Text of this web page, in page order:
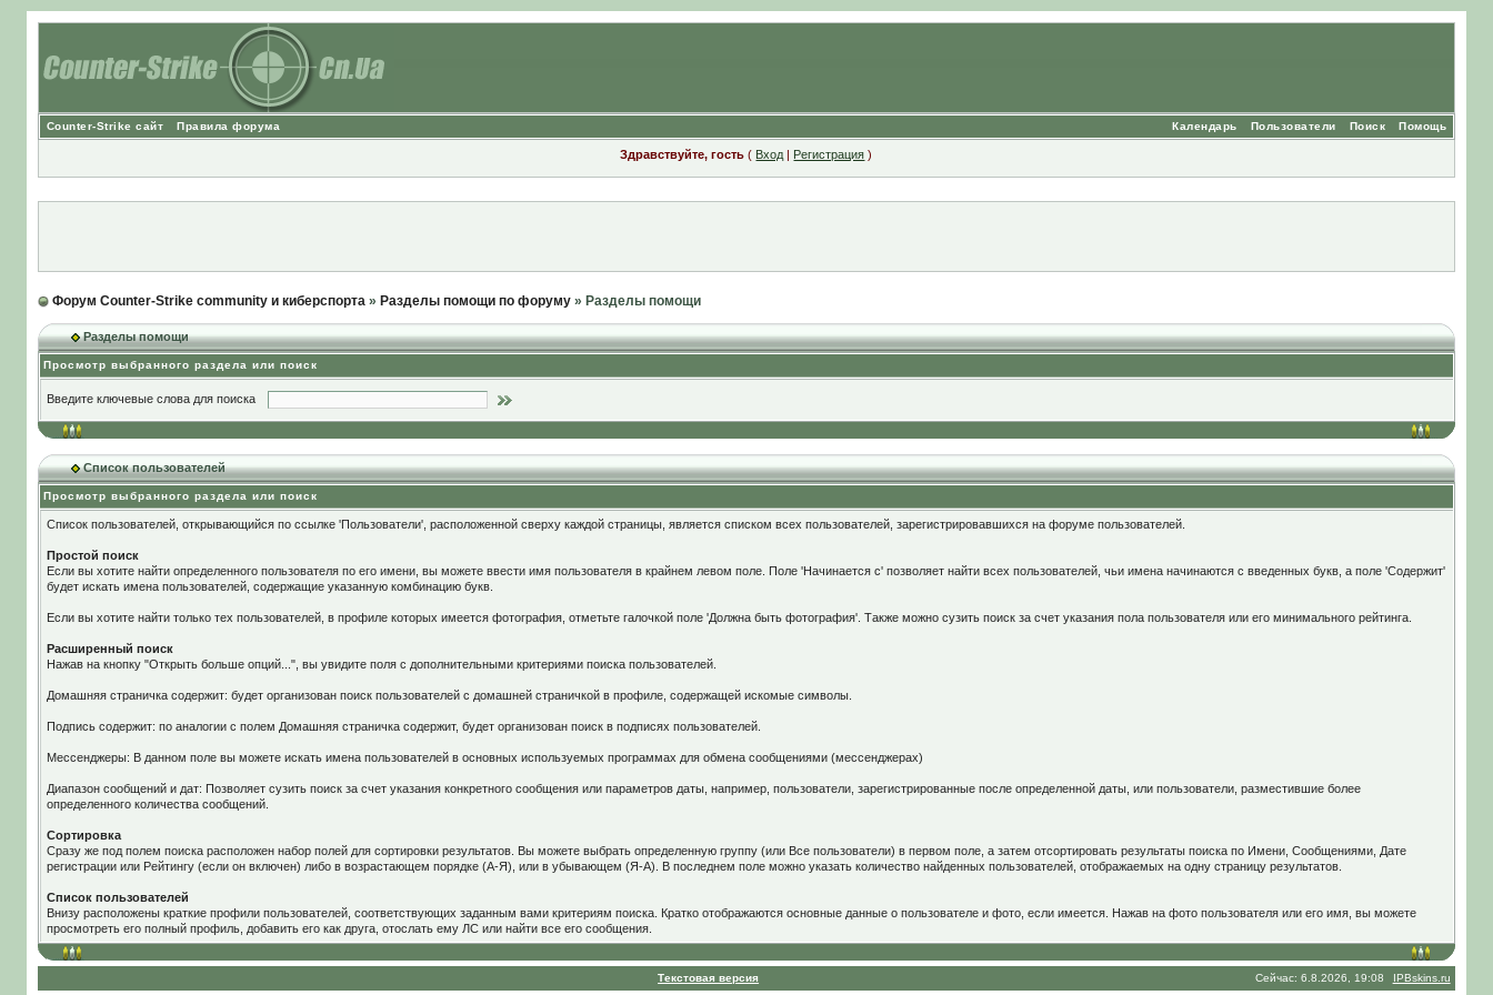
Counter-Strike сайт Правила форума Помощь
Поиск
Пользователи
Календарь
Здравствуйте, гость ( Вход | Регистрация )
Форум Counter-Strike community и киберспорта» Разделы помощи по форуму» Разделы помощи
Разделы помощи
Просмотр выбранного раздела или поиск
Введите ключевые слова для поиска
Список пользователей
Просмотр выбранного раздела или поиск
Список пользователей, открывающийся по ссылке 'Пользователи', расположенной сверху каждой страницы, является списком всех пользователей, зарегистрировавшихся на форуме пользователей.
Простой поиск
Если вы хотите найти определенного пользователя по его имени, вы можете ввести имя пользователя в крайнем левом поле. Поле 'Начинается с' позволяет найти всех пользователей, чьи имена начинаются с введенных букв, а поле 'Содержит'
будет искать имена пользователей, содержащие указанную комбинацию букв.
Если вы хотите найти только тех пользователей, в профиле которых имеется фотография, отметьте галочкой поле 'Должна быть фотография'. Также можно сузить поиск за счет указания пола пользователя или его минимального рейтинга.
Расширенный поиск
Нажав на кнопку "Открыть больше опций...", вы увидите поля с дополнительными критериями поиска пользователей.
Домашняя страничка содержит: будет организован поиск пользователей с домашней страничкой в профиле, содержащей искомые символы.
Подпись содержит: по аналогии с полем Домашняя страничка содержит, будет организован поиск в подписях пользователей.
Мессенджеры: В данном поле вы можете искать имена пользователей в основных используемых программах для обмена сообщениями (мессенджерах)
Диапазон сообщений и дат: Позволяет сузить поиск за счет указания конкретного сообщения или параметров даты, например, пользователи, зарегистрированные после определенной даты, или пользователи, разместившие более
определенного количества сообщений.
Сортировка
Сразу же под полем поиска расположен набор полей для сортировки результатов. Вы можете выбрать определенную группу (или Все пользователи) в первом поле, а затем отсортировать результаты поиска по Имени, Сообщениями, Дате
регистрации или Рейтингу (если он включен) либо в возрастающем порядке (А-Я), или в убывающем (Я-А). В последнем поле можно указать количество найденных пользователей, отображаемых на одну страницу результатов.
Список пользователей
Внизу расположены краткие профили пользователей, соответствующих заданным вами критериям поиска. Кратко отображаются основные данные о пользователе и фото, если имеется. Нажав на фото пользователя или его имя, вы можете
просмотреть его полный профиль, добавить его как друга, отослать ему ЛС или найти все его сообщения.
Текстовая версия Сейчас: 6.8.2026, 19:08 IPBskins.ru